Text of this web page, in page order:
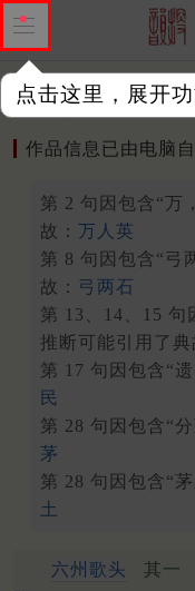
点击这里，展开
作品 标注四声 出
作品信息已由电脑
第 2 句因包含“万
故： 万人英
第 8 句因包含“弓
故： 弓两石
第 13、14、15 句
推断可能引用了典
第 17 句因包含“
民
第 28 句因包含“
茅
第 28 句因包含“
土
六州歌头 其一